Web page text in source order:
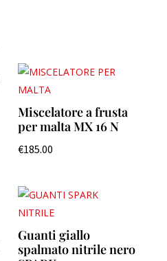
Miscelatore a frusta
per malta MX 16 N
€185.00
Guanti giallo
spalmato nitrile nero